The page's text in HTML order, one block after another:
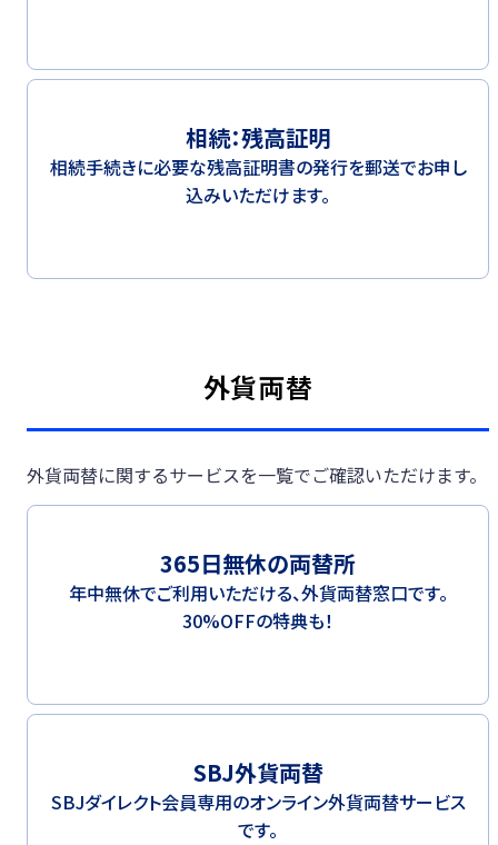
相続：残高証明
相続手続きに必要な残高証明書の発行を郵送でお申し
込みいただけます。
外貨両替
外貨両替に関するサービスを一覧でご確認いただけます。
365日無休の両替所
年中無休でご利用いただける、外貨両替窓口です。
30%OFFの特典も！
SBJ外貨両替
SBJダイレクト会員専用のオンライン外貨両替サービス
です。